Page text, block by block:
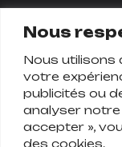
Nous
Nous utilisons
votre
publicités ou
analyser notre
accepter »,
des cookies.
Suivez-nous